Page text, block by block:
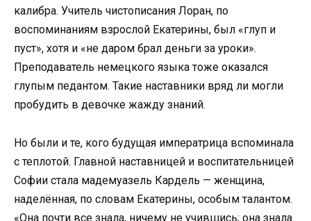
калибра. Учитель чистописания Лоран, по
воспоминаниям взрослой Екатерины, был «глуп и
пуст», хотя и «не даром брал деньги за уроки».
Преподаватель немецкого языка тоже оказался
глупым педантом. Такие наставники вряд ли могли
пробудить в девочке жажду знаний.
Но были и те, кого будущая императрица вспоминала
с теплотой. Главной наставницей и воспитательницей
Софии стала мадемуазель Кардель — женщина,
наделённая, по словам Екатерины, особым талантом.
«Она почти все знала, ничему не учившись; она знала